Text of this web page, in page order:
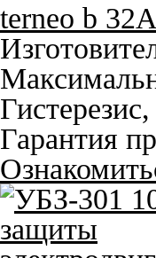
terneo b
Гарантия